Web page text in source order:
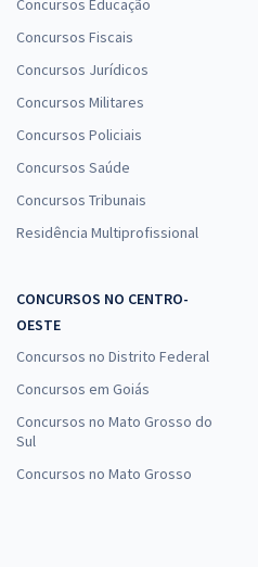
Concursos Educação
Concursos Fiscais
Concursos Jurídicos
Concursos Militares
Concursos Policiais
Concursos Saúde
Concursos Tribunais
Residência Multiprofissional
CONCURSOS NO CENTRO-
OESTE
Concursos no Distrito Federal
Concursos em Goiás
Concursos no Mato Grosso do
Sul
Concursos no Mato Grosso